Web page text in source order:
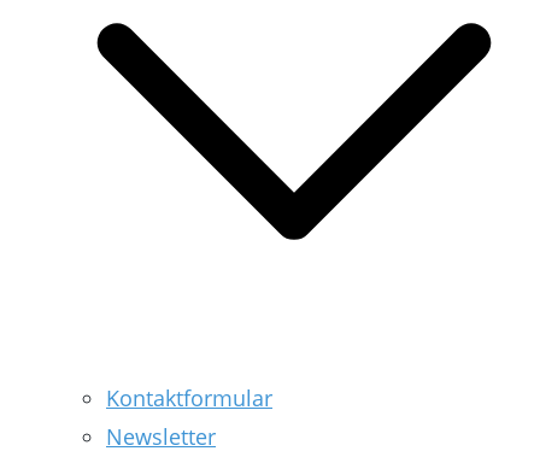
Kontaktformular
Newsletter